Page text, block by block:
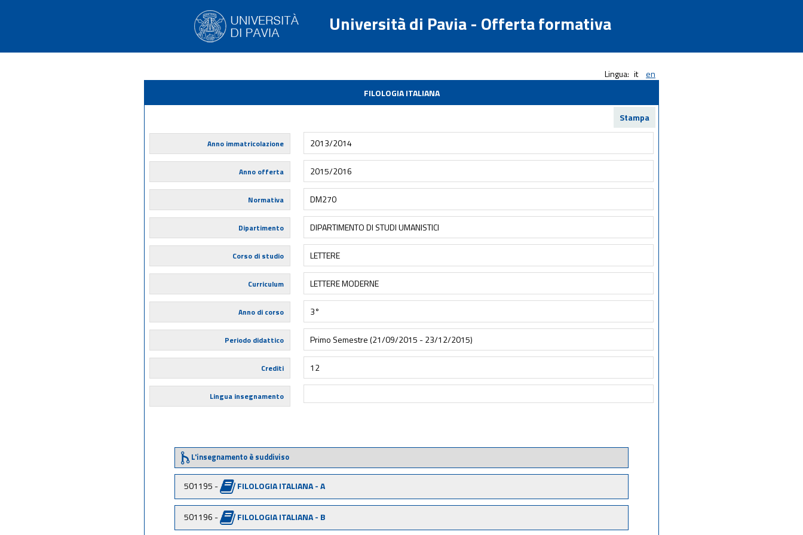
Università di Pavia - Offerta formativa
Lingua: it
en
FILOLOGIA ITALIANA
Stampa
Anno immatricolazione 2013/2014
Anno offerta 2015/2016
Normativa DM270
Dipartimento DIPARTIMENTO DI STUDI UMANISTICI
Corso di studio LETTERE
Curriculum LETTERE MODERNE
Anno di corso 3°
Periodo didattico Primo Semestre (21/09/2015 - 23/12/2015)
Crediti 12
Lingua insegnamento
L'insegnamento è suddiviso
501195 - FILOLOGIA ITALIANA - A
501196 - FILOLOGIA ITALIANA - B